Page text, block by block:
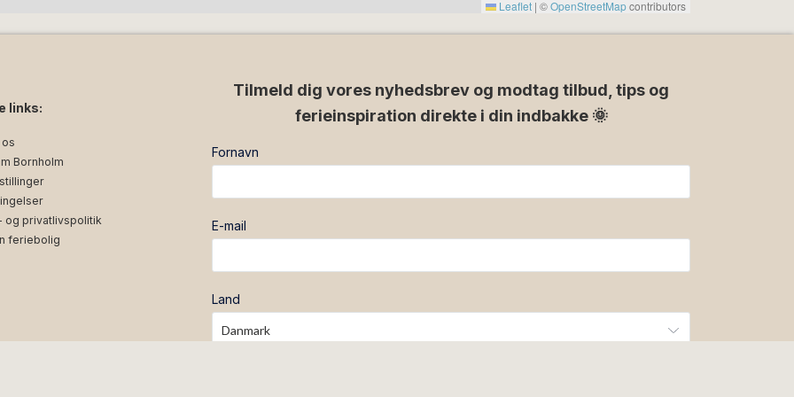
er adskilt med et plankeværk. Huset
Leaflet | ©OpenStreetMapcontributors
links:
Bornholm
og privatlivspolitik
feriebolig
Tilmeld dig vores nyhedsbrev og modtag tilbud, tips og
ferieinspiration direkte i din indbakke 🌞
Fornavn
E-mail
Land